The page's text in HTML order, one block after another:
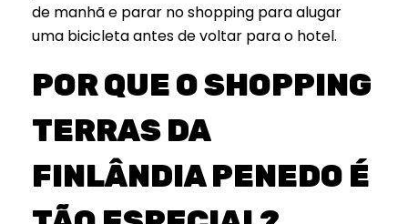
de manhã e parar no shopping para alugar
uma bicicleta antes de voltar para o hotel.
POR QUE O SHOPPING
TERRAS DA
FINLÂNDIA PENEDO É